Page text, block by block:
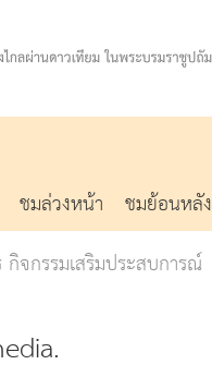
ชมล่วงหน้า ชมย้อนหลัง
กิจกรรมเสริมประสบการณ์